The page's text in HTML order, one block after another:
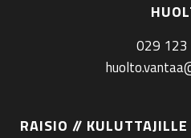
029 123
RAISIO //